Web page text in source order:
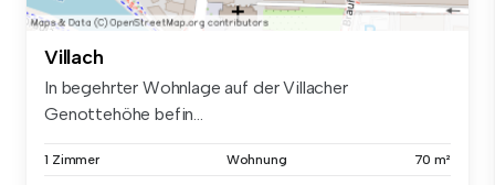
Villach
In begehrter Wohnlage auf der Villacher
Genottehöhe befin...
1 Zimmer Wohnung 70 m²